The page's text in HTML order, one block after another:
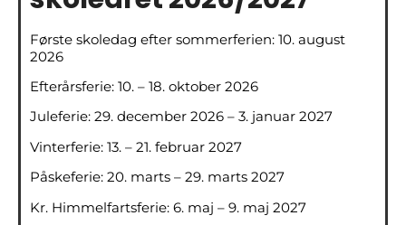
Første skoledag efter sommerferien: 10. august
2026
Efterårsferie: 10. – 18. oktober 2026
Juleferie: 29. december 2026 – 3. januar 2027
Vinterferie: 13. – 21. februar 2027
Påskeferie: 20. marts – 29. marts 2027
Kr. Himmelfartsferie: 6. maj – 9. maj 2027